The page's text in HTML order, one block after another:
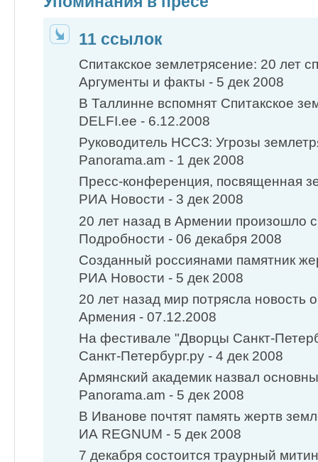
11 ссылок
Спитакское землетрясение: 20 лет
Аргументы и факты - 5 дек 2008
В Таллинне вспомнят Спитакское
DELFI.ee - 6.12.2008
Руководитель НССЗ: Угрозы
Panorama.am - 1 дек 2008
Пресс-конференция, посвященная
РИА Новости - 3 дек 2008
20 лет назад в Армении произошло
Подробности - 06 декабря 2008
Созданный россиянами памятник
РИА Новости - 5 дек 2008
20 лет назад мир потрясла новость
Армения - 07.12.2008
На фестивале "Дворцы Санкт-
Санкт-Петербург.ру - 4 дек 2008
Армянский академик назвал
Panorama.am - 5 дек 2008
В Иванове почтят память жертв
ИА REGNUM - 5 дек 2008
7 декабря состоится траурный